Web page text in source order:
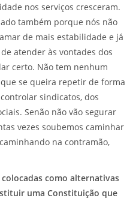
nos serviços cresceram.
também porque nós não
de mais estabilidade e já
atender às vontades dos
certo. Não tem nenhum
se queira repetir de forma
sindicatos, dos
Senão não vão segurar
vezes soubemos caminhar
na contramão,
colocadas como alternativas
uma Constituição que